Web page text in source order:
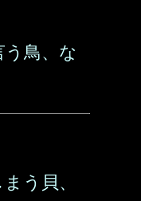
鳥、な
う貝、